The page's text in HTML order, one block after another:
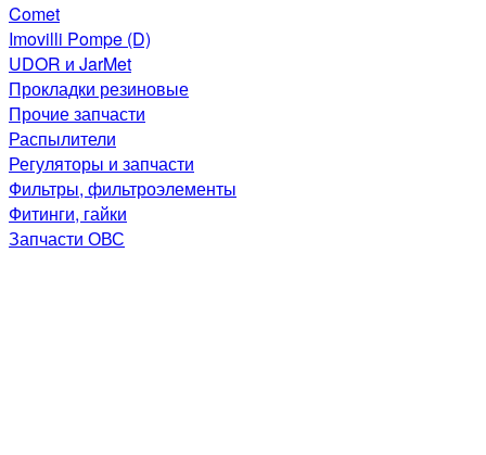
Comet
Imovilli Pompe (D)
UDOR и JarMet
Прокладки резиновые
Прочие запчасти
Распылители
Регуляторы и запчасти
Фильтры, фильтроэлементы
Фитинги, гайки
Запчасти ОВС